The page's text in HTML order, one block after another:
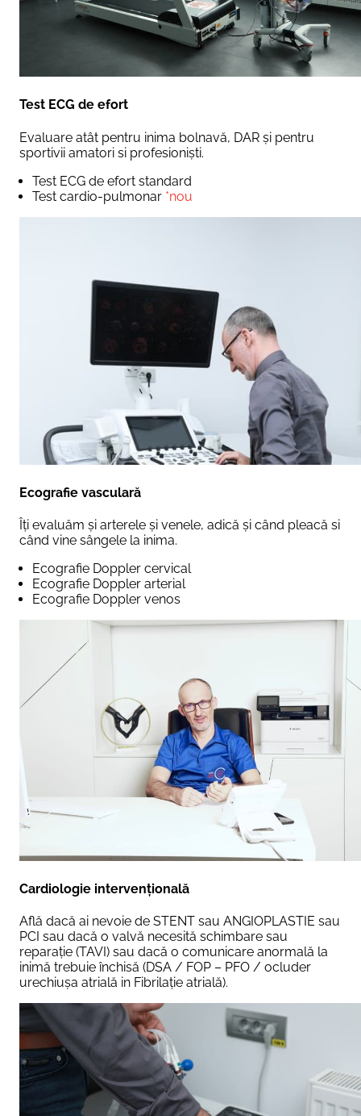
Test ECG de efort
Evaluare atât pentru inima bolnavă, DAR și pentru
sportivii amatori si profesioniști.
Test ECG de efort standard
Test cardio-pulmonar *nou
Ecografie vasculară
Îți evaluăm și arterele și venele, adică și când pleacă si
când vine sângele la inima.
Ecografie Doppler cervical
Ecografie Doppler arterial
Ecografie Doppler venos
Cardiologie intervențională
Află dacă ai nevoie de STENT sau ANGIOPLASTIE sau
PCI sau dacă o valvă necesită schimbare sau
reparație (TAVI) sau dacă o comunicare anormală la
inimă trebuie închisă (DSA / FOP – PFO / ocluder
urechiușa atrială in Fibrilație atrială).